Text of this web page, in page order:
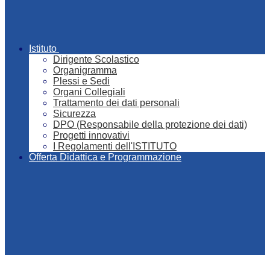
Istituto
Dirigente Scolastico
Organigramma
Plessi e Sedi
Organi Collegiali
Trattamento dei dati personali
Sicurezza
DPO (Responsabile della protezione dei dati)
Progetti innovativi
I Regolamenti dell'ISTITUTO
Offerta Didattica e Programmazione